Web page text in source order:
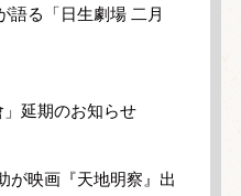
語る「日生劇場 二月
延期のお知らせ
が映画『天地明察』出